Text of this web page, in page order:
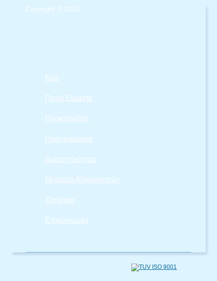
Copyright © 2026
Νέα
Ποιοί Είμαστε
Προκηρύξεις
Προγράμματα
Δραστηριότητα
Μητρώο Αξιολογητών
Χρήσιμα
Επικοινωνία